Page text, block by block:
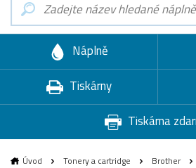
Náplně
Tiskárny
Tiskárna
Úvod Tonery a cartridge Brother